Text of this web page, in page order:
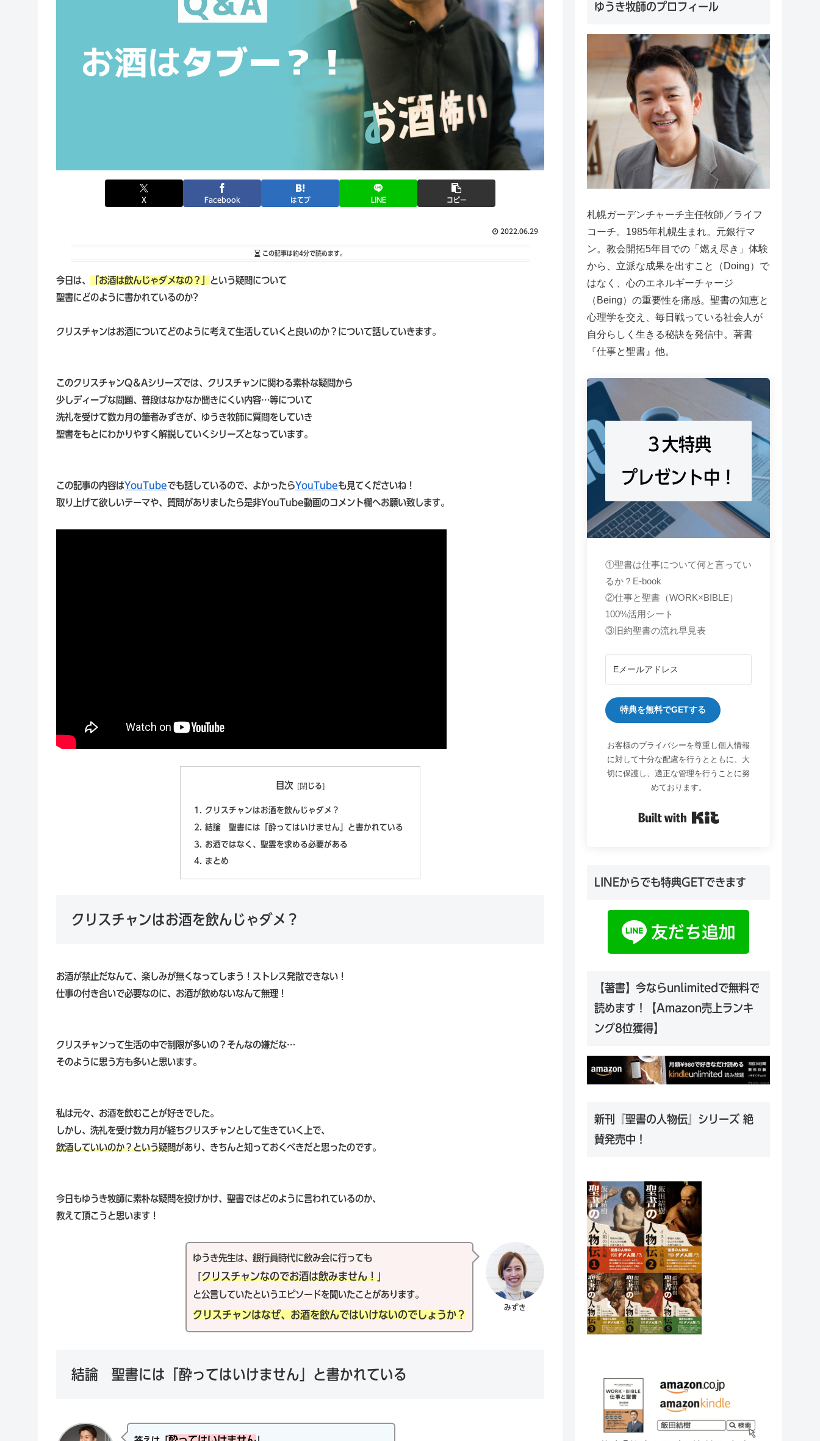
X Facebook はてブ LINE コピー
2022.06.29
この記事は約4分で読めます。
今日は、 「お酒は飲んじゃダメなの？」 という疑問について
聖書にどのように書かれているのか?
クリスチャンはお酒についてどのように考えて生活していくと良いのか？について話していきます。
このクリスチャンQ＆Aシリーズでは、クリスチャンに関わる素朴な疑問から
少しディープな問題、普段はなかなか聞きにくい内容…等について
洗礼を受けて数カ月の筆者みずきが、ゆうき牧師に質問をしていき
聖書をもとにわかりやすく解説していくシリーズとなっています。
この記事の内容はYouTubeでも話しているので、よかったらYouTubeも見てくださいね！
取り上げて欲しいテーマや、質問がありましたら是非YouTube動画のコメント欄へお願い致します。
目次
クリスチャンはお酒を飲んじゃダメ？
結論 聖書には「酔ってはいけません」と書かれている
お酒ではなく、聖霊を求める必要がある
まとめ
クリスチャンはお酒を飲んじゃダメ？
お酒が禁止だなんて、楽しみが無くなってしまう！ストレス発散できない！
仕事の付き合いで必要なのに、お酒が飲めないなんて無理！
クリスチャンって生活の中で制限が多いの？そんなの嫌だな…
そのように思う方も多いと思います。
私は元々、お酒を飲むことが好きでした。
しかし、洗礼を受け数カ月が経ちクリスチャンとして生きていく上で、
飲酒していいのか？という疑問があり、きちんと知っておくべきだと思ったのです。
今日もゆうき牧師に素朴な疑問を投げかけ、聖書ではどのように言われているのか、
教えて頂こうと思います！
みずき
ゆうき先生は、銀行員時代に飲み会に行っても
クリスチャンなのでお酒は飲みません！
と公言していたというエピソードを聞いたことがあります。
クリスチャンはなぜ、お酒を飲んではいけないのでしょうか？
結論 聖書には「酔ってはいけません」と書かれている
ゆうき牧師のプロフィール
札幌ガーデンチャーチ主任牧師／ライフ
コーチ。1985年札幌生まれ。元銀行マ
ン。教会開拓5年目での「燃え尽き」体験
から、立派な成果を出すこと（Doing）で
はなく、心のエネルギーチャージ
（Being）の重要性を痛感。聖書の知恵と
心理学を交え、毎日戦っている社会人が
自分らしく生きる秘訣を発信中。著書
『仕事と聖書』他。
３大特典
プレゼント中！
①聖書は仕事について何と言ってい
るか？E-book
②仕事と聖書（WORK×BIBLE）
100%活用シート
③旧約聖書の流れ早見表
特典を無料でGETする
お客様のプライバシーを尊重し個人情報
に対して十分な配慮を行うとともに、大
切に保護し、適正な管理を行うことに努
めております。
LINEからでも特典GETできます
【著書】今ならunlimitedで無料で
読めます！【Amazon売上ランキ
ング8位獲得】
新刊『聖書の人物伝』シリーズ 絶
賛発売中！